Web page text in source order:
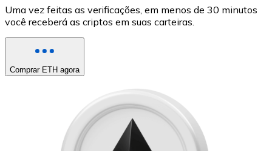
Uma vez feitas as verificações, em menos de 30 minutos
você receberá as criptos em suas carteiras.
Comprar ETH agora